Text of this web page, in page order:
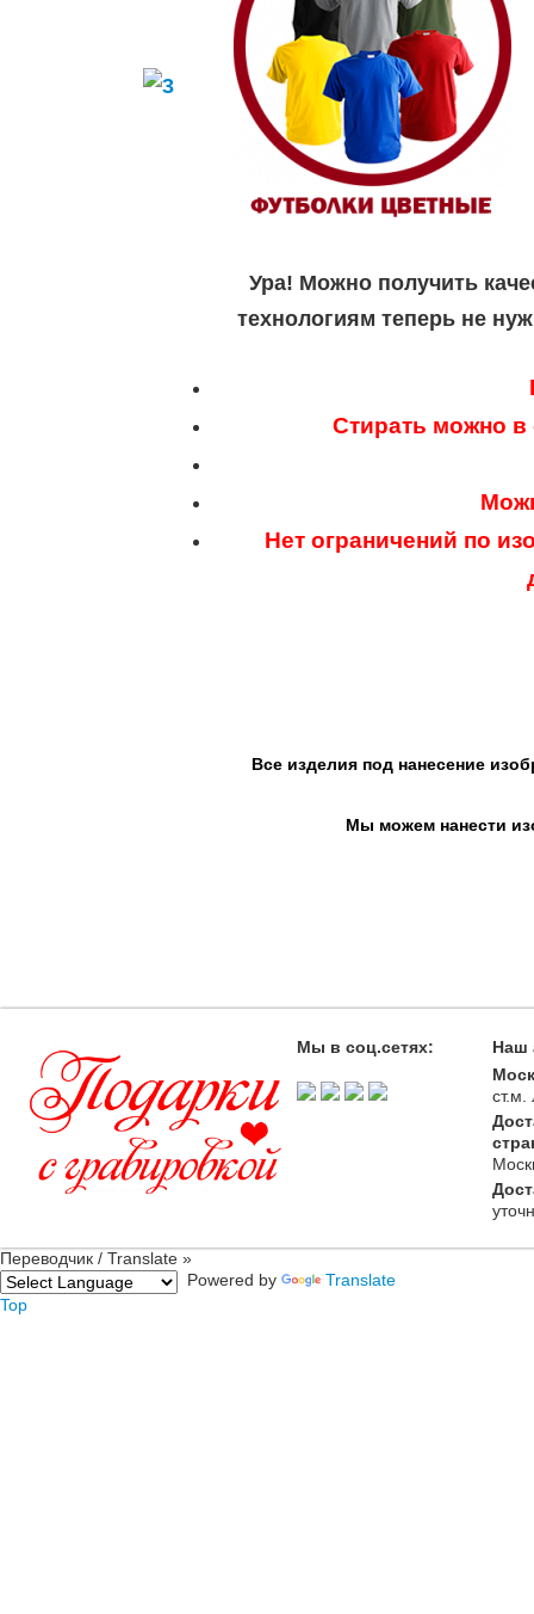
Ура! Можно получить
технологиям теперь не
Стирать можно в
Нет ограничений по
Все изделия под нанесение
Мы можем нанести
Мы в соц.сетях:
Наш
ст.м.
Переводчик / Translate »
Powered by
Translate
Top